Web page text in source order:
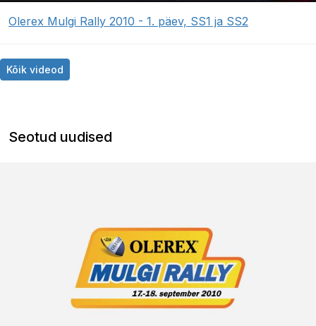
Olerex Mulgi Rally 2010 - 1. päev, SS1 ja SS2
Kõik videod
Seotud uudised